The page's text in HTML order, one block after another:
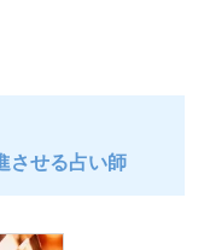
させる占い師